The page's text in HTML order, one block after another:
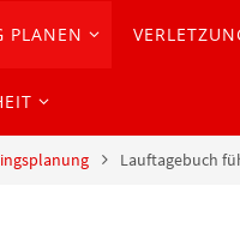
PLANEN
Lauftagebuch